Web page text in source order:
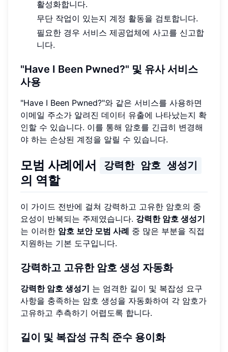
활성화합니다.
무단 작업이 있는지 계정 활동을 검토합니다.
필요한 경우 서비스 제공업체에 사고를 신고합
니다.
"Have I Been Pwned?" 및 유사 서비스
사용
"Have I Been Pwned?"와 같은 서비스를 사용하면
이메일 주소가 알려진 데이터 유출에 나타났는지 확
인할 수 있습니다. 이를 통해 암호를 긴급히 변경해
야 하는 손상된 계정을 알릴 수 있습니다.
모범 사례에서 강력한 암호 생성기
의 역할
이 가이드 전반에 걸쳐 강력하고 고유한 암호의 중
요성이 반복되는 주제였습니다. 강력한 암호 생성기
는 이러한 암호 보안 모범 사례 중 많은 부분을 직접
지원하는 기본 도구입니다.
강력하고 고유한 암호 생성 자동화
강력한 암호 생성기 는 엄격한 길이 및 복잡성 요구
사항을 충족하는 암호 생성을 자동화하여 각 암호가
고유하고 추측하기 어렵도록 합니다.
길이 및 복잡성 규칙 준수 용이화